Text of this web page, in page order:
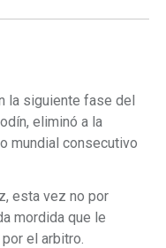
la siguiente fase del
eliminó a la
mundial consecutivo
esta vez no por
mordida que le
el arbitro.